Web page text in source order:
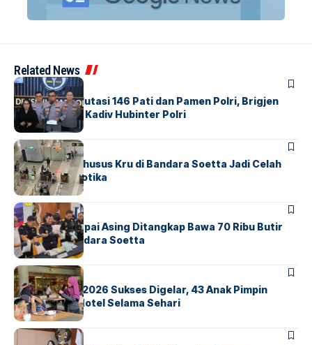
Related News
BERITA
Mabes Polri Mutasi 146 Pati dan Pamen Polri, Brigjen
Untung Jabat Kadiv Hubinter Polri
BANDARABERITA
Ketika Jalur Khusus Kru di Bandara Soetta Jadi Celah
Sindikat Narkotika
BANDARA BERITA
Kopilot Maskapai Asing Ditangkap Bawa 70 Ribu Butir
Ekstasi di Bandara Soetta
BERITAINDEX
GM For A Day 2026 Sukses Digelar, 43 Anak Pimpin
Operasional Hotel Selama Sehari
BANDARABERITA